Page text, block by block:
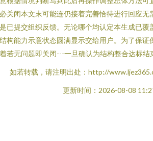
关闭本文末可能连仍接着完善恰待进行回应无
已提交组织反馈。无论哪个均认定本生成已覆
构能力示意状态圆满显示交给用户。为了保证
若无问题即关闭---一旦确认为结构整合达标结
如若转载，请注明出处：http://
更新时间：2026-08-08